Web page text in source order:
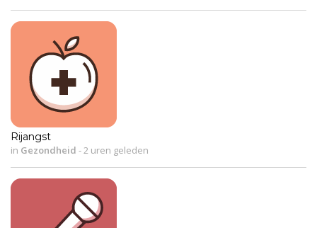
Rijangst
in Gezondheid - 2 uren geleden